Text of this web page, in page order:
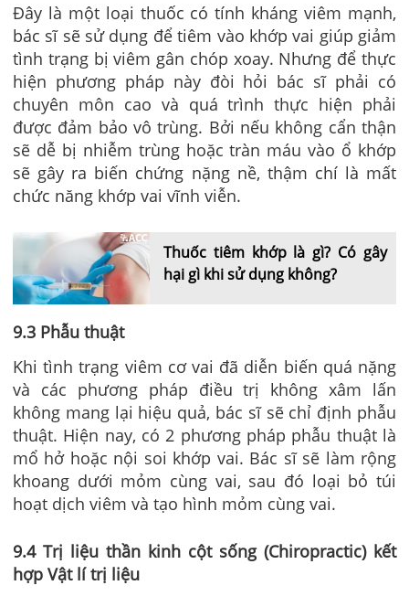
Đây là một loại thuốc có tính kháng viêm mạnh,
bác sĩ sẽ sử dụng để tiêm vào khớp vai giúp giảm
tình trạng bị viêm gân chóp xoay. Nhưng để thực
hiện phương pháp này đòi hỏi bác sĩ phải có
chuyên môn cao và quá trình thực hiện phải
được đảm bảo vô trùng. Bởi nếu không cẩn thận
sẽ dễ bị nhiễm trùng hoặc tràn máu vào ổ khớp
sẽ gây ra biến chứng nặng nề, thậm chí là mất
chức năng khớp vai vĩnh viễn.
Thuốc tiêm khớp là gì? Có gây
hại gì khi sử dụng không?
9.3 Phẫu thuật
Khi tình trạng viêm cơ vai đã diễn biến quá nặng
và các phương pháp điều trị không xâm lấn
không mang lại hiệu quả, bác sĩ sẽ chỉ định phẫu
thuật. Hiện nay, có 2 phương pháp phẫu thuật là
mổ hở hoặc nội soi khớp vai. Bác sĩ sẽ làm rộng
khoang dưới mỏm cùng vai, sau đó loại bỏ túi
hoạt dịch viêm và tạo hình mỏm cùng vai.
9.4 Trị liệu thần kinh cột sống (Chiropractic) kết
hợp Vật lí trị liệu